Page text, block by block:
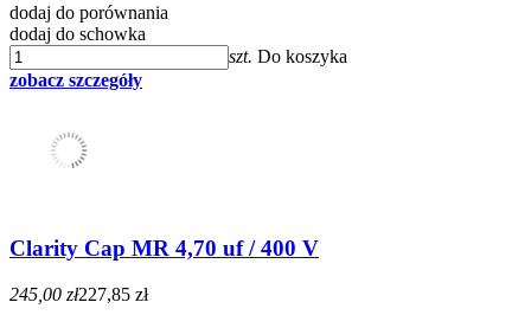
dodaj do porównania
dodaj do schowka
szt. Do koszyka
zobacz szczegóły
Clarity Cap MR 4,70 uf / 400 V
245,00 zł227,85 zł